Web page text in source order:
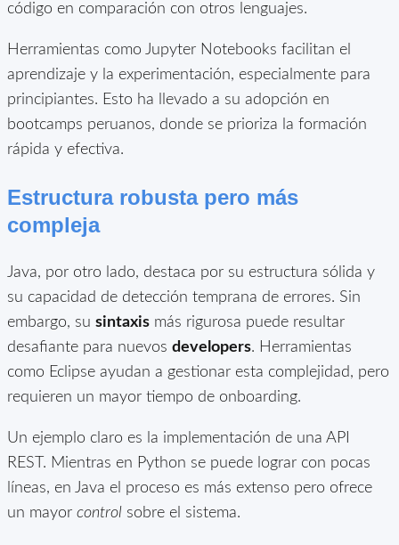
código en comparación con otros lenguajes.
Herramientas como Jupyter Notebooks facilitan el
aprendizaje y la experimentación, especialmente para
principiantes. Esto ha llevado a su adopción en
bootcamps peruanos, donde se prioriza la formación
rápida y efectiva.
Estructura robusta pero más
compleja
Java, por otro lado, destaca por su estructura sólida y
su capacidad de detección temprana de errores. Sin
embargo, su sintaxis más rigurosa puede resultar
desafiante para nuevos developers. Herramientas
como Eclipse ayudan a gestionar esta complejidad, pero
requieren un mayor tiempo de onboarding.
Un ejemplo claro es la implementación de una API
REST. Mientras en Python se puede lograr con pocas
líneas, en Java el proceso es más extenso pero ofrece
un mayor control sobre el sistema.